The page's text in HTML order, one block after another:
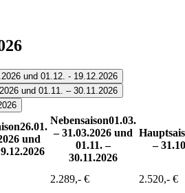
und 01.12. - 19.12.2026
und 01.11. – 30.11.2026
26.01.
und
Nebensaison01.03.
– 31.03.2026 und
01.11. –
30.11.2026
–
2.289,- €
2.520,- €